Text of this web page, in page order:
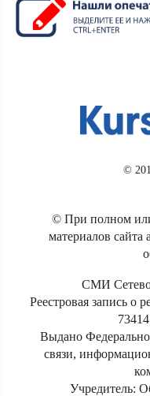
©
© При полном
материалов сайта
СМИ
Реестровая запись
Выдано
связи,
Учредитель: